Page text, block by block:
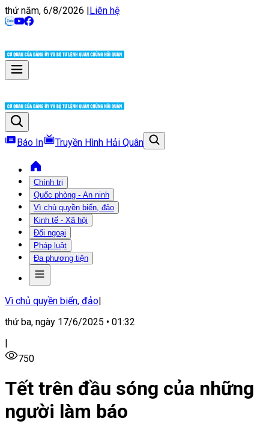
thứ năm, 6/8/2026 |Liên hệ
Báo In Truyền Hình Hải Quân
Chính trị
Quốc phòng - An ninh
Vì chủ quyền biển, đảo
Kinh tế - Xã hội
Đối ngoại
Pháp luật
Đa phương tiện
Vì chủ quyền biển, đảo|
thứ ba, ngày 17/6/2025 • 01:32
|
750
Tết trên đầu sóng của những
người làm báo